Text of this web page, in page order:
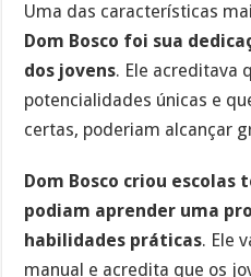
Uma das características
Dom Bosco foi sua
dos jovens. Ele acreditava
potencialidades únicas e
certas, poderiam alcançar
Dom Bosco criou escolas
podiam aprender uma
habilidades práticas. Ele
manual e acredita que os